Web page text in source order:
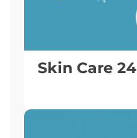
Skin Care 24